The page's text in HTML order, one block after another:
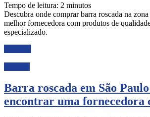
Tempo de leitura: 2 minutos
Descubra onde comprar barra roscada na zona
melhor fornecedora com produtos de
especializado.
Barra roscada em São
encontrar uma fornecedora